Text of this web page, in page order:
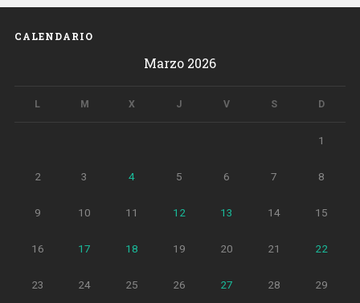
CALENDARIO
Marzo 2026
L M X J V S D
1
2 3 4 5 6 7 8
9 10 11 12 13 14 15
16 17 18 19 20 21 22
23 24 25 26 27 28 29